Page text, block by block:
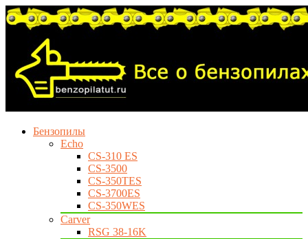
Бензопилы
Echo
CS-310 ES
CS-3500
CS-350TES
CS-3700ES
CS-350WES
Carver
RSG 38-16K